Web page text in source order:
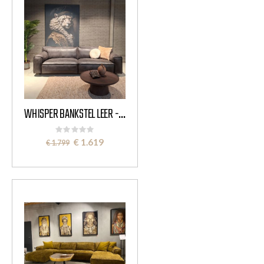
WHISPER BANKSTEL LEER - HET ANKER
Rating:
0%
€ 1.799 Special
Price
€ 1.619